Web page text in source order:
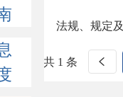
法规、规定
共 1 条